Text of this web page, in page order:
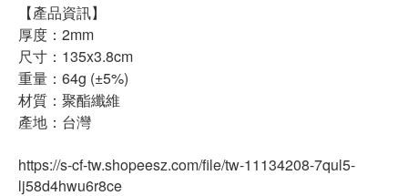
【產品資訊】
厚度：2mm
尺寸：135x3.8cm
重量：64g (±5%)
材質：聚酯纖維
產地：台灣
https://s-cf-tw.shopeesz.com/file/tw-11134208-7qul5-
lj58d4hwu6r8ce